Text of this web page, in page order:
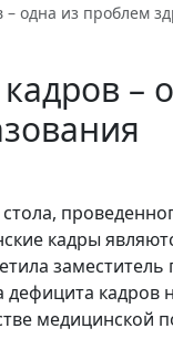
одна из проблем
–
кадры
заместитель
дефицита
медицинской